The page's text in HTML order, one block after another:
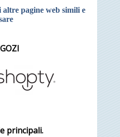
pagine web simili e
principali.